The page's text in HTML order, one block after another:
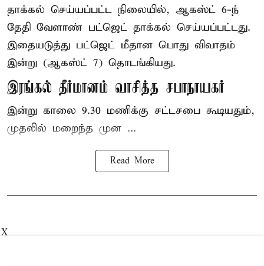
தாக்கல் செய்யப்பட்ட நிலையில், ஆகஸ்ட் 6-ந்
தேதி வேளாண் பட்ஜெட் தாக்கல் செய்யப்பட்டது.
இதையடுத்து பட்ஜெட் மீதான பொது விவாதம்
இன்று (ஆகஸ்ட் 7) தொடங்கியது.
இரங்கல் தீர்மானம் வாசித்த சபாநாயகர்
இன்று காலை 9.30 மணிக்கு சட்டசபை கூடியதும்,
முதலில் மறைந்த முன ...
Read More
X